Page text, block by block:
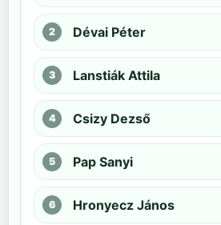
Dévai Péter
Lanstiák Attila
Csizy Dezső
Pap Sanyi
Hronyecz János